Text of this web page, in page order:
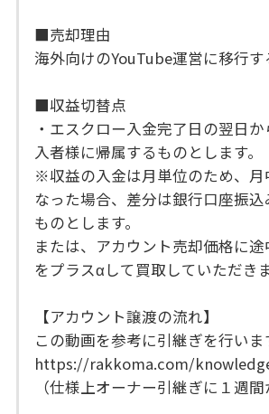
■売却理由
海外向けのYouTube運営に移行す
■収益切替点
・エスクロー入金完了日の翌日
入者様に帰属するものとします。
※収益の入金は月単位のため、月
なった場合、差分は銀行口座振込
ものとします。
または、アカウント売却価格に
をプラスαして買取していただきま
【アカウント譲渡の流れ】
この動画を参考に引継ぎを行いま
https://rakkoma.com/
（仕様上オーナー引継ぎに１週間